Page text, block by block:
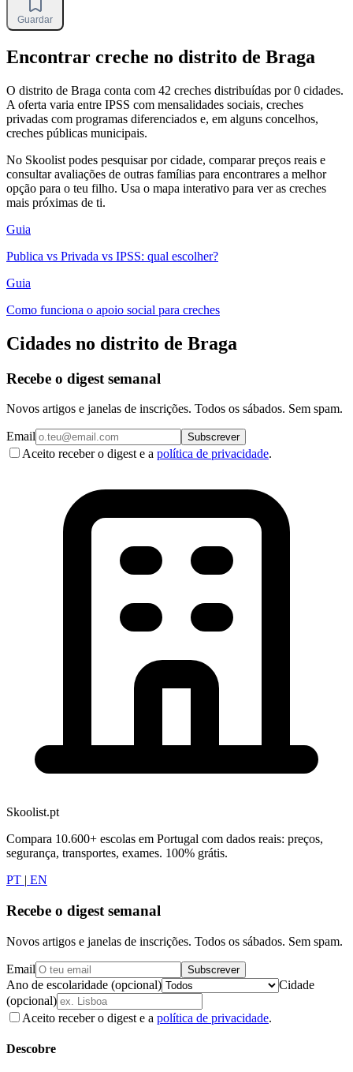
Guardar
Encontrar creche no distrito de Braga
O distrito de Braga conta com 42 creches distribuídas por 0 cidades.
A oferta varia entre IPSS com mensalidades sociais, creches
privadas com programas diferenciados e, em alguns concelhos,
creches públicas municipais.
No Skoolist podes pesquisar por cidade, comparar preços reais e
consultar avaliações de outras famílias para encontrares a melhor
opção para o teu filho. Usa o mapa interativo para ver as creches
mais próximas de ti.
Guia
Publica vs Privada vs IPSS: qual escolher?
Guia
Como funciona o apoio social para creches
Cidades no distrito de Braga
Recebe o digest semanal
Novos artigos e janelas de inscrições. Todos os sábados. Sem spam.
Email Subscrever
Aceito receber o digest e a política de privacidade.
Skoolist.pt
Compara 10.600+ escolas em Portugal com dados reais: preços,
segurança, transportes, exames. 100% grátis.
PT | EN
Recebe o digest semanal
Novos artigos e janelas de inscrições. Todos os sábados. Sem spam.
Email Subscrever
Ano de escolaridade (opcional)
Cidade
(opcional)
Aceito receber o digest e a política de privacidade.
Descobre